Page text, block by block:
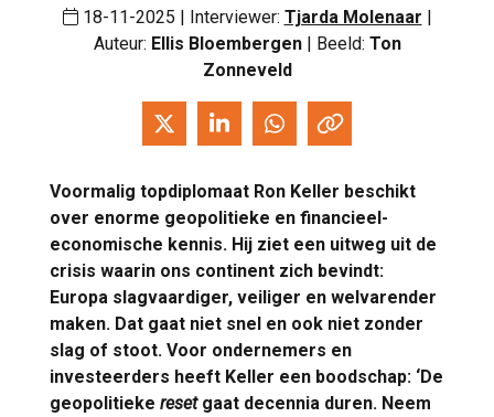
18-11-2025 | Interviewer: Tjarda Molenaar |
Auteur: Ellis Bloembergen| Beeld: Ton
Zonneveld
Voormalig topdiplomaat Ron Keller beschikt
over enorme geopolitieke en financieel-
economische kennis. Hij ziet een uitweg uit de
crisis waarin ons continent zich bevindt:
Europa slagvaardiger, veiliger en welvarender
maken. Dat gaat niet snel en ook niet zonder
slag of stoot. Voor ondernemers en
investeerders heeft Keller een boodschap: ‘De
geopolitieke reset gaat decennia duren. Neem